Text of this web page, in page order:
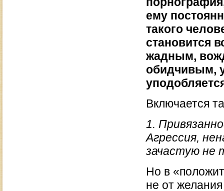
ему
такого
становится
жадным,
обидчивым,
Включается
1.
Агрессия,
зачастую не
Но в
не от